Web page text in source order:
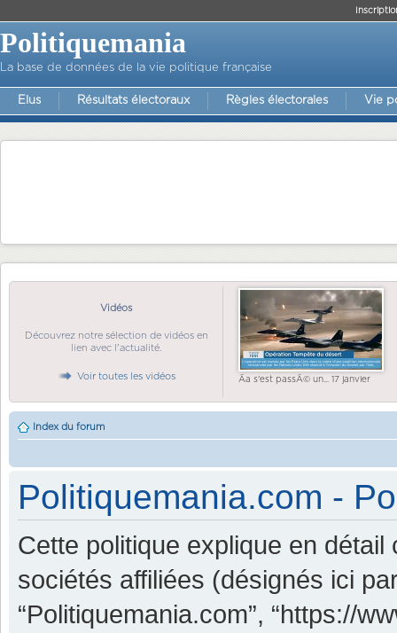
Politiquemania
La base de données de la vie politique française
Elus Résultats électoraux Règles électorales Vie
Vidéos
Découvrez notre sélection de vidéos en
lien avec l'actualité.
Voir toutes les vidéos Ãa s'est passÃ© un... 17 janvier
Index du forum
Politiquemania.com -
Cette politique explique en détail
sociétés affiliées (désignés ici par
“Politiquemania.com”, “https://